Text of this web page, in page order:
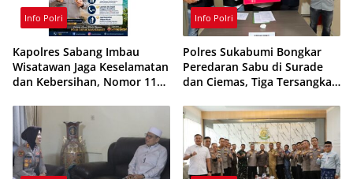
Info Polri
Kapolres Sabang Imbau
Wisatawan Jaga Keselamatan
dan Kebersihan, Nomor 110
Info Polri
Polres Sukabumi Bongkar
Peredaran Sabu di Surade
dan Ciemas, Tiga Tersangka